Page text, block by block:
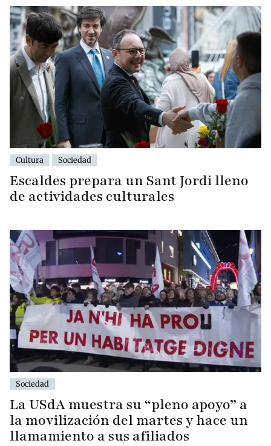
Cultura Sociedad
Escaldes prepara un Sant Jordi lleno
de actividades culturales
Sociedad
La USdA muestra su “pleno apoyo” a
la movilización del martes y hace un
llamamiento a sus afiliados